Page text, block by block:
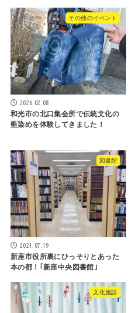
その他のイベント
2026.02.08
和光市の北口集会所で伝統文化の
藍染めを体験してきました！
図書館
2021.07.19
新座市役所裏にひっそりとあった
本の都！｢新座中央図書館｣
文化施設